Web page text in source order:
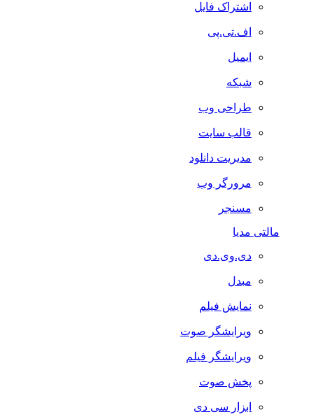
اشتراک فایل
اف.تی.پی
ایمیل
شبکه
طراحی وب
قالب سایت
مدیریت دانلود
مرورگر وب
مسنجر
مالتی مدیا
دی.وی.دی
مبدل
نمایش فیلم
ویرایشگر صوت
ویرایشگر فیلم
پخش صوت
ابزار سی دی